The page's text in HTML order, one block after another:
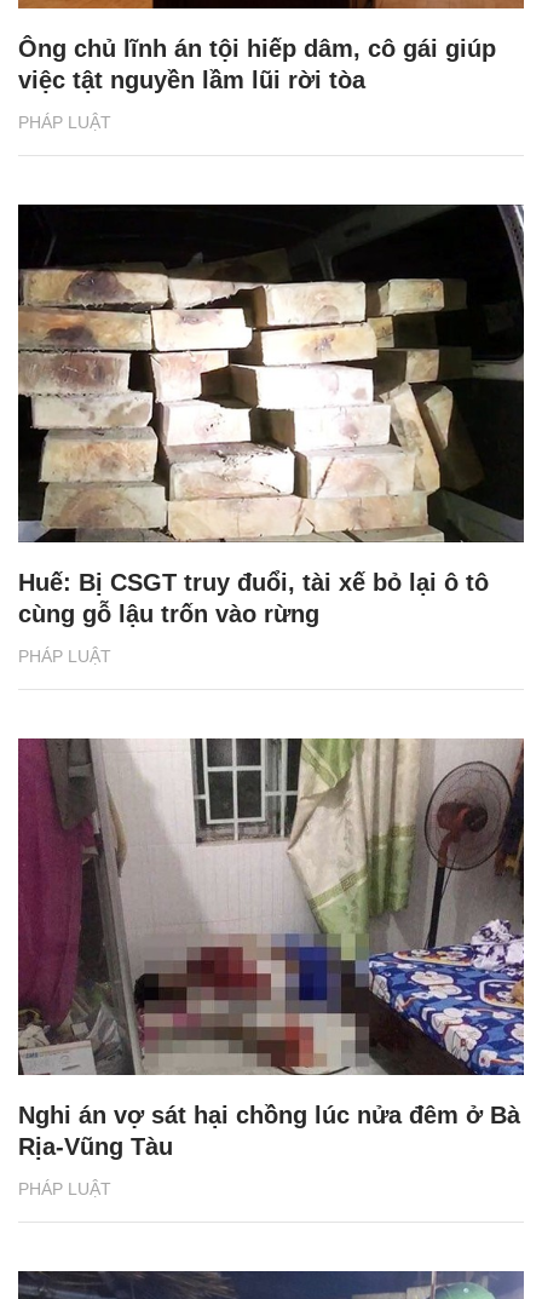
PHÁP LUẬT
Ông chủ lĩnh án tội hiếp dâm, cô gái giúp
việc tật nguyền lầm lũi rời tòa
PHÁP LUẬT
Huế: Bị CSGT truy đuổi, tài xế bỏ lại ô tô
cùng gỗ lậu trốn vào rừng
PHÁP LUẬT
Nghi án vợ sát hại chồng lúc nửa đêm ở Bà
Rịa-Vũng Tàu